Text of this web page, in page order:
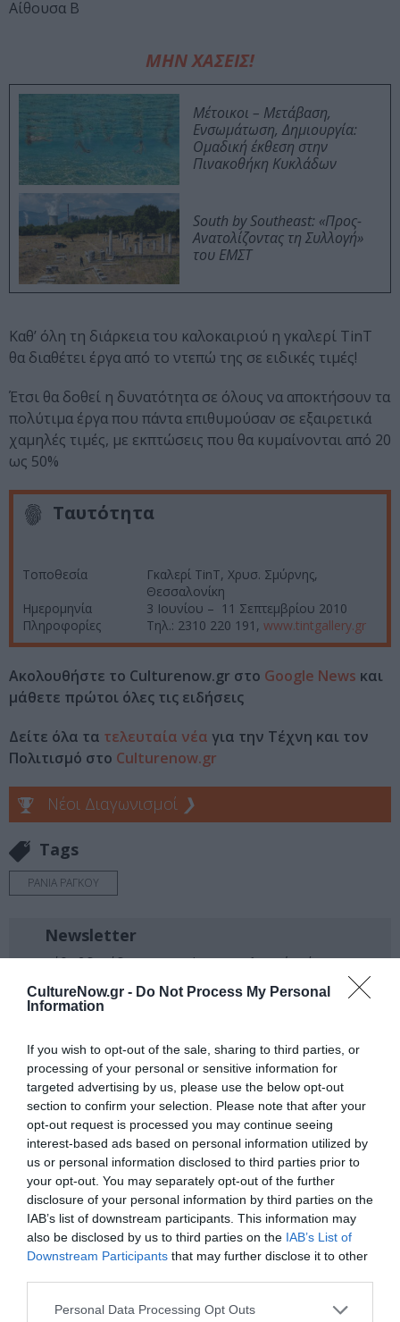
CultureNow.gr - Do Not Process My Personal
Information
If you wish to opt-out of the sale, sharing to third parties, or
processing of your personal or sensitive information for
targeted advertising by us, please use the below opt-out
section to confirm your selection. Please note that after your
opt-out request is processed you may continue seeing
interest-based ads based on personal information utilized by
us or personal information disclosed to third parties prior to
your opt-out. You may separately opt-out of the further
disclosure of your personal information by third parties on the
IAB’s list of downstream participants. This information may
also be disclosed by us to third parties on the IAB’s List of
Downstream Participants that may further disclose it to other
Personal Data Processing Opt Outs
Αίθουσα Β
ΜΗΝ ΧΑΣΕΙΣ!
Μέτοικοι – Μετάβαση,
Ενσωμάτωση, Δημιουργία:
Ομαδική έκθεση στην
Πινακοθήκη Κυκλάδων
South by Southeast: «Προς-
Ανατολίζοντας τη Συλλογή»
του ΕΜΣΤ
Καθ’ όλη τη διάρκεια του καλοκαιριού η γκαλερί TinT
θα διαθέτει έργα από το ντεπώ της σε ειδικές τιμές!
Έτσι θα δοθεί η δυνατότητα σε όλους να αποκτήσουν τα
πολύτιμα έργα που πάντα επιθυμούσαν σε εξαιρετικά
χαμηλές τιμές, με εκπτώσεις που θα κυμαίνονται από 20
ως 50%
Ταυτότητα
Τοποθεσία
Γκαλερί TinT, Χρυσ. Σμύρνης,
Θεσσαλονίκη
Ημερομηνία
3 Ιουνίου – 11 Σεπτεμβρίου 2010
Πληροφορίες
Τηλ.: 2310 220 191, www.tintgallery.gr
Ακολουθήστε το Culturenow.gr στο Google News και
μάθετε πρώτοι όλες τις ειδήσεις
Δείτε όλα τα τελευταία νέα για την Τέχνη και τον
Πολιτισμό στο Culturenow.gr
Νέοι Διαγωνισμοί ❯
Tags
ΡΑΝΙΑ ΡΑΓΚΟΥ
Newsletter
Κάθε βδομάδα στο e-mail σας τα τελευταία νέα για
Ακολουθήστε το Culturenow.gr
Σχετικά Άρθρα